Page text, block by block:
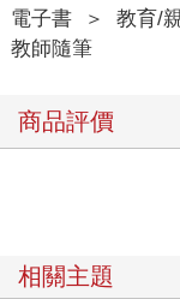
電子書 ＞ 教育/
教師隨筆
商品評價
相關主題